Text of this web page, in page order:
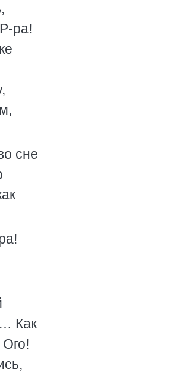
ра!
сне
Как